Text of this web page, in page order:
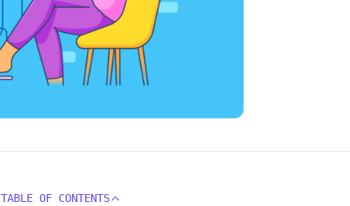
TABLE OF CONTENTS